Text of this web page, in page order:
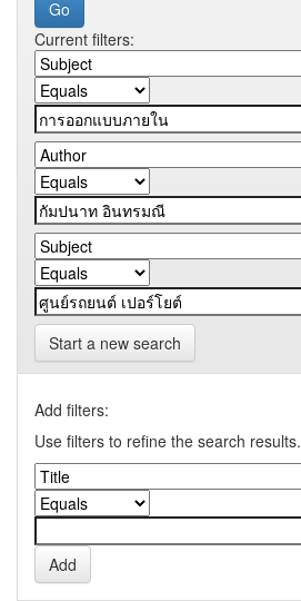
Current filters:
Start a new search
Add filters:
Use filters to refine the search results.